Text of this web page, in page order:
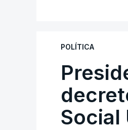
POLÍTICA
Social